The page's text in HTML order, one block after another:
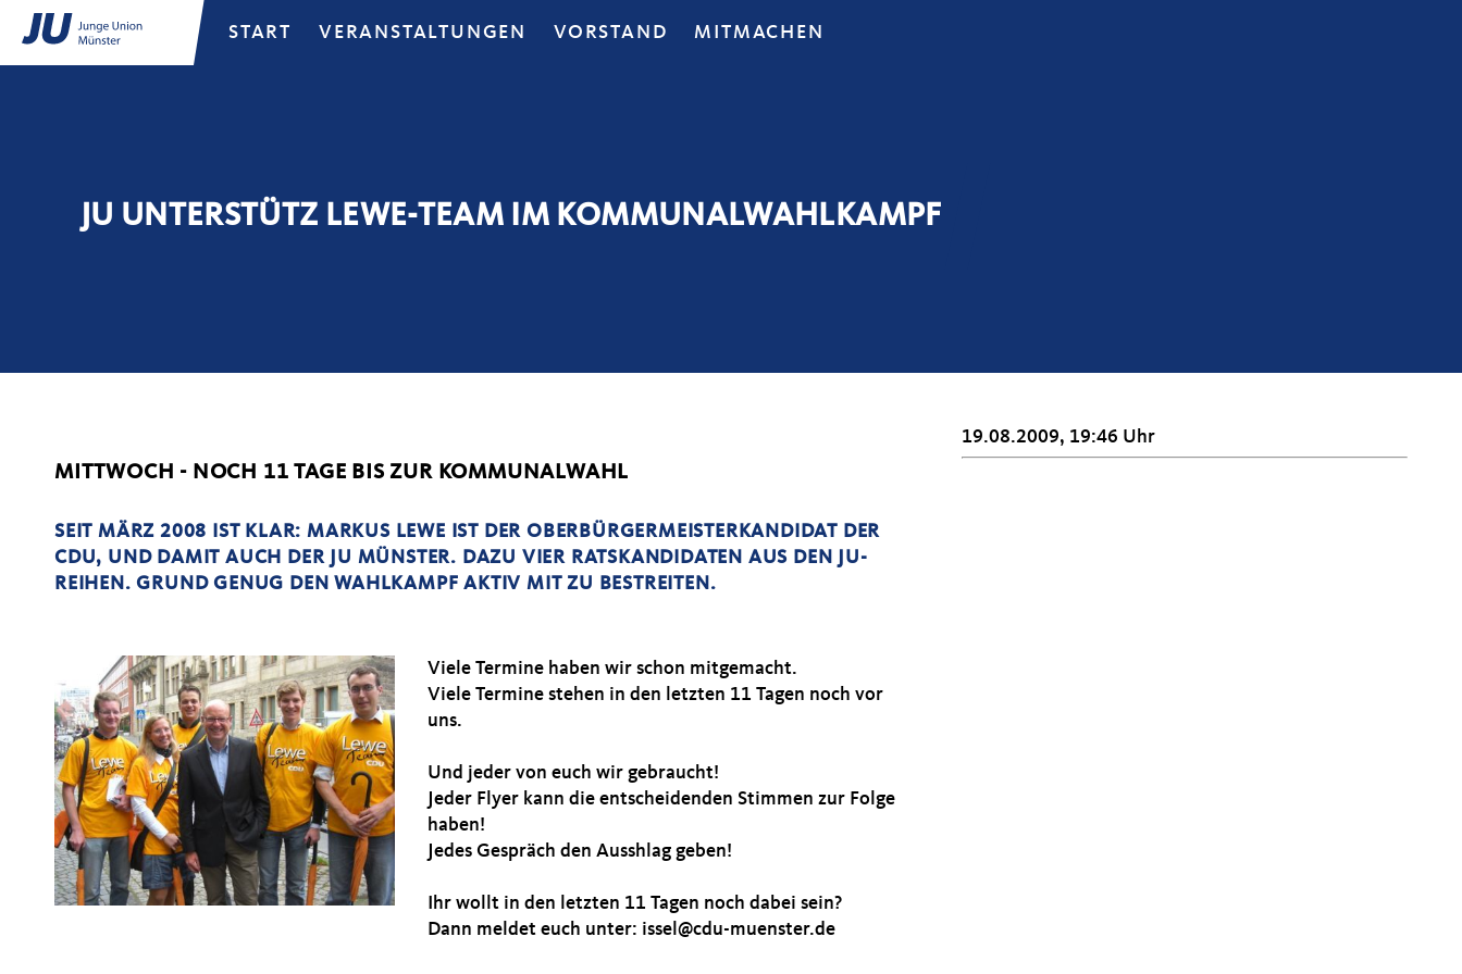
START VERANSTALTUNGEN VORSTAND MITMACHEN
JU UNTERSTÜTZ LEWE-TEAM IM KOMMUNALWAHLKAMPF
MITTWOCH - NOCH 11 TAGE BIS ZUR KOMMUNALWAHL
SEIT MÄRZ 2008 IST KLAR: MARKUS LEWE IST DER OBERBÜRGERMEISTERKANDIDAT DER
CDU, UND DAMIT AUCH DER JU MÜNSTER. DAZU VIER RATSKANDIDATEN AUS DEN JU-
REIHEN. GRUND GENUG DEN WAHLKAMPF AKTIV MIT ZU BESTREITEN.
Viele Termine haben wir schon mitgemacht.
Viele Termine stehen in den letzten 11 Tagen noch vor
uns.
Und jeder von euch wir gebraucht!
Jeder Flyer kann die entscheidenden Stimmen zur Folge
haben!
Jedes Gespräch den Ausshlag geben!
Ihr wollt in den letzten 11 Tagen noch dabei sein?
Dann meldet euch unter: issel@cdu-muenster.de
19.08.2009, 19:46 Uhr